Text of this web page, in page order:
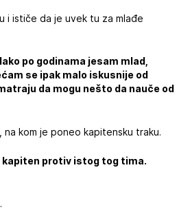
i ističe da je uvek tu za mlađe
po godinama jesam mlad,
se ipak malo iskusnije od
da mogu nešto da nauče od
kom je poneo kapitensku traku.
kapiten protiv istog tog tima.